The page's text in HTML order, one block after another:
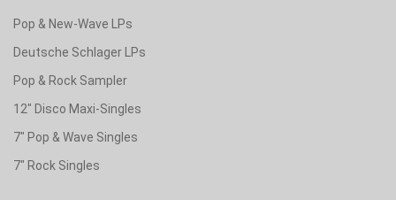
Pop & New-Wave LPs
Deutsche Schlager LPs
Pop & Rock Sampler
12" Disco Maxi-Singles
7" Pop & Wave Singles
7" Rock Singles